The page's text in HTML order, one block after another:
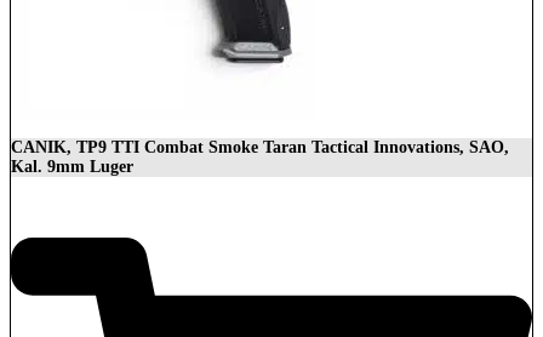
CANIK, TP9 TTI Combat Smoke Taran Tactical Innovations, SAO,
Kal. 9mm Luger